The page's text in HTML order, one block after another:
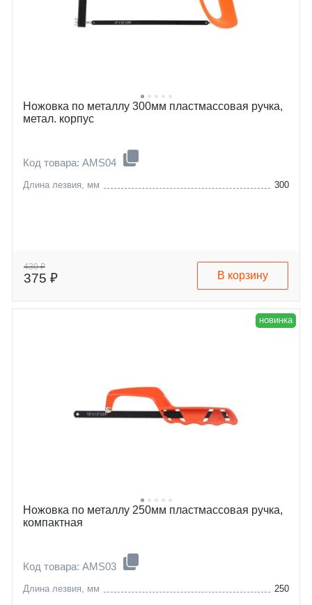
Ножовка по металлу 300мм пластмассовая ручка,
метал. корпус
Код товара: AMS04
Длина лезвия, мм 300
430 ₽
375 ₽ В корзину
новинка
Ножовка по металлу 250мм пластмассовая ручка,
компактная
Код товара: AMS03
Длина лезвия, мм 250